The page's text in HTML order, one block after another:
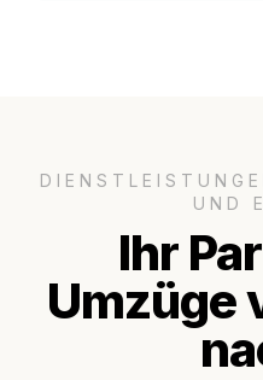
UND
Ihr
Umzüge